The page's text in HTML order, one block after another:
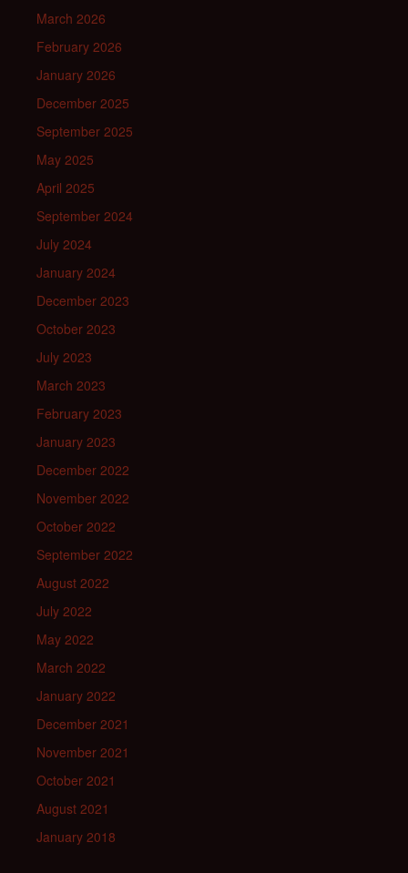
March 2026
February 2026
January 2026
December 2025
September 2025
May 2025
April 2025
September 2024
July 2024
January 2024
December 2023
October 2023
July 2023
March 2023
February 2023
January 2023
December 2022
November 2022
October 2022
September 2022
August 2022
July 2022
May 2022
March 2022
January 2022
December 2021
November 2021
October 2021
August 2021
January 2018